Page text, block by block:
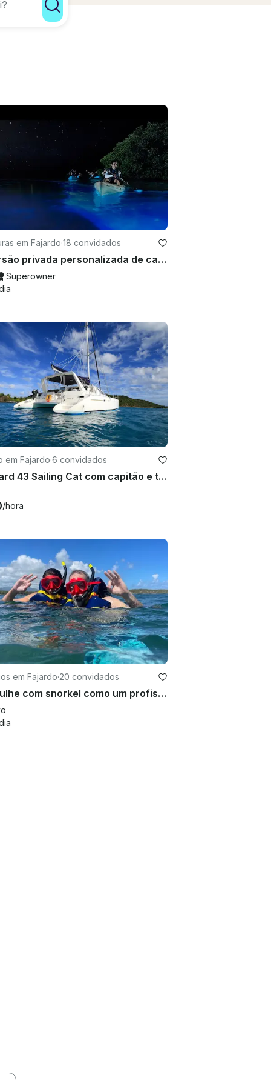
em Fajardo·18 convidados
Excursão privada personalizada de caiaque de bioluminescência em Fajardo
Superowner
em Fajardo·6 convidados
Leopard 43 Sailing Cat com capitão e tripulação certificados pela USCG em Ceiba, Porto Rico
/hora
em Fajardo·20 convidados
Mergulhe com snorkel como um profissional: aluguel de equipamentos